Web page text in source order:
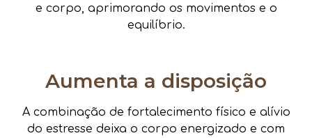
e corpo, aprimorando os movimentos e o
equilíbrio.
Aumenta a disposição
A combinação de fortalecimento físico e alívio
do estresse deixa o corpo energizado e com